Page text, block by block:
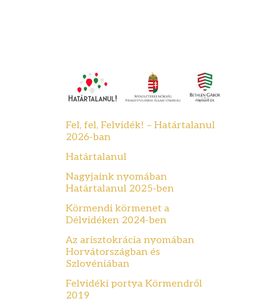
Fel, fel, Felvidék! – Határtalanul
2026-ban
Határtalanul
Nagyjaink nyomában
Határtalanul 2025-ben
Körmendi körmenet a
Délvidéken 2024-ben
Az arisztokrácia nyomában
Horvátországban és
Szlovéniában
Felvidéki portya Körmendről
2019